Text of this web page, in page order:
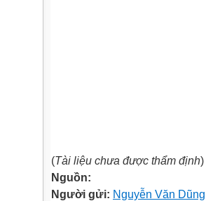
(Tài liệu chưa được thẩm định)
Nguồn:
Người gửi: Nguyễn Văn Dũng